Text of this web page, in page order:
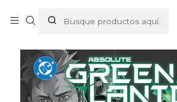
ABSOLUTE GREEN LANTERN